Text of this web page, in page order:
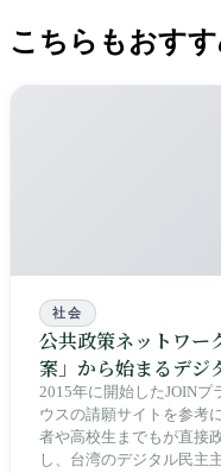
こちらもおす
社会
公共政策ネットワー
案」から始まるデジ
2015年に開始したJOIN
ウスの請願サイトを参考
者や高校生までもが直接
し、台湾のデジタル民主